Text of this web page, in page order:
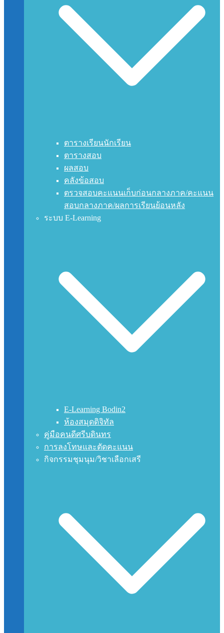
ตารางเรียนนักเรียน
ตารางสอบ
ผลสอบ
คลังข้อสอบ
ตรวจสอบคะแนนเก็บก่อนกลางภาค/คะแนน
สอบกลางภาค/ผลการเรียนย้อนหลัง
ระบบ E-Learning
E-Learning Bodin2
ห้องสมุดดิจิทัล
คู่มือคนดีศรีบดินทร
การลงโทษและตัดคะแนน
กิจกรรมชุมนุม/วิชาเลือกเสรี